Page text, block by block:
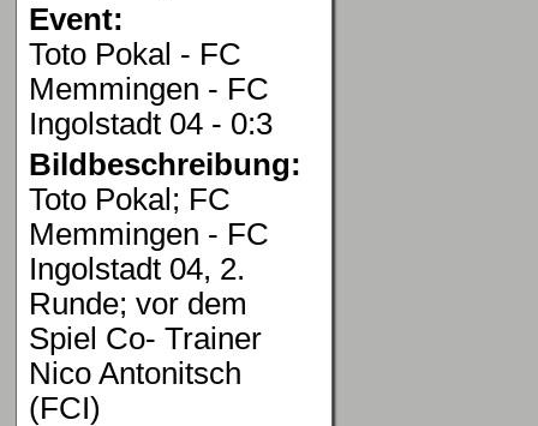
Event:
Toto Pokal - FC
Memmingen - FC
Ingolstadt 04 - 0:3
Bildbeschreibung:
Toto Pokal; FC
Memmingen - FC
Ingolstadt 04, 2.
Runde; vor dem
Spiel Co- Trainer
Nico Antonitsch
(FCI)